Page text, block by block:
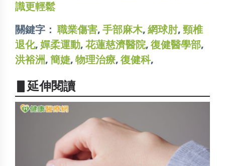
識更輕鬆
關鍵字： 職業傷害, 手部麻木, 網球肘, 頸椎
退化, 嬋柔運動, 花蓮慈濟醫院, 復健醫學部,
洪裕洲, 簡婕, 物理治療, 復健科,
▋延伸閱讀